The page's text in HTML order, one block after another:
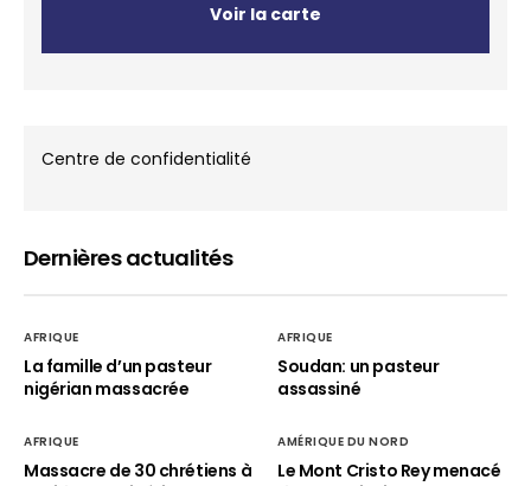
Voir la carte
Centre de confidentialité
Dernières actualités
AFRIQUE
La famille d’un pasteur
nigérian massacrée
AFRIQUE
Soudan: un pasteur
assassiné
AFRIQUE
Massacre de 30 chrétiens à
AMÉRIQUE DU NORD
Le Mont Cristo Rey menacé